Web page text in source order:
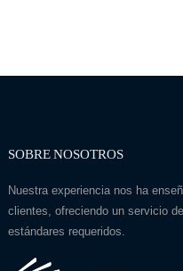
SOBRE NOSOTROS
Nuestra experiencia nos ha
clientes, ofreciendo un servicio
estándares requeridos.